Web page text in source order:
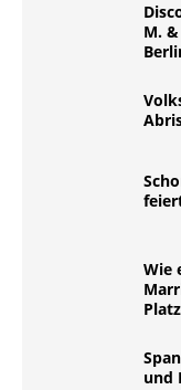
M.
Wie
Platz
und